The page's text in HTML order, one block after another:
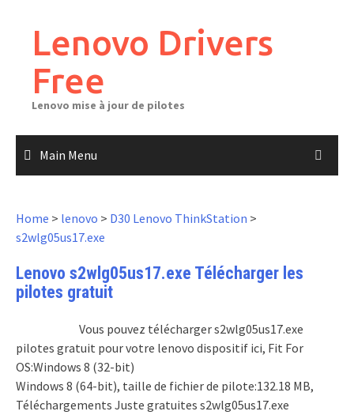
contentLenovo Drivers
Free
Lenovo mise à jour de pilotes
Main Menu
Home > lenovo > D30 Lenovo ThinkStation >
s2wlg05us17.exe
Lenovo s2wlg05us17.exe Télécharger les
pilotes gratuit
Vous pouvez télécharger s2wlg05us17.exe
pilotes gratuit pour votre lenovo dispositif ici, Fit For
OS:Windows 8 (32-bit)
Windows 8 (64-bit), taille de fichier de pilote:132.18 MB,
Téléchargements Juste gratuites s2wlg05us17.exe